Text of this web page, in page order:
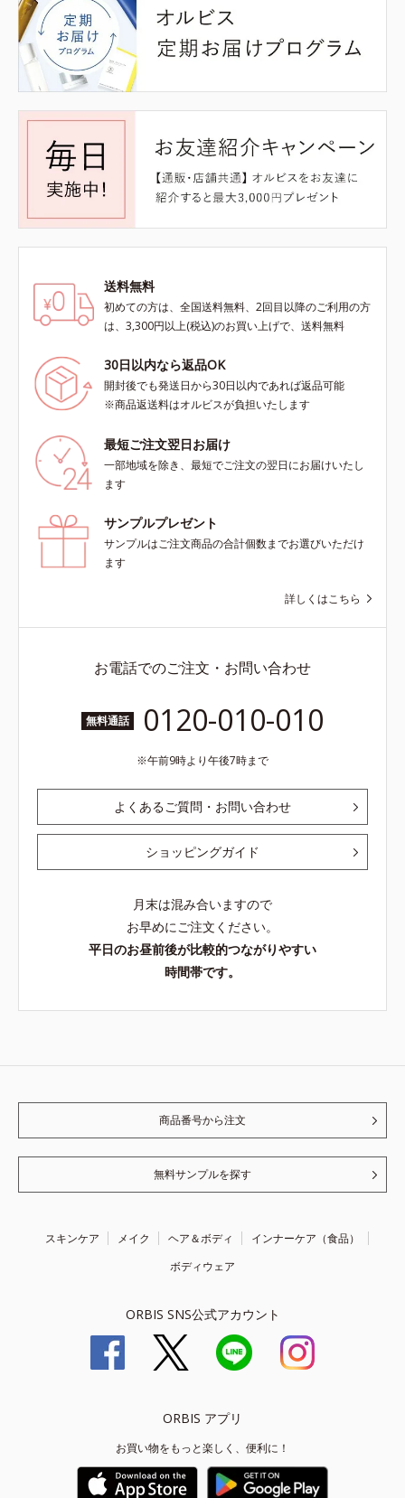
送料無料
初めての方は、全国送料無料、2回目以降のご利用の方
は、3,300円以上(税込)のお買い上げで、送料無料
30日以内なら返品OK
開封後でも発送日から30日以内であれば返品可能
※商品返送料はオルビスが負担いたします
最短ご注文翌日お届け
一部地域を除き、最短でご注文の翌日にお届けいたし
ます
サンプルプレゼント
サンプルはご注文商品の合計個数までお選びいただけ
ます
詳しくはこちら
お電話でのご注文・お問い合わせ
無料通話 0120-010-010
午前9時より午後7時まで
よくあるご質問・お問い合わせ
ショッピングガイド
月末は混み合いますので
お早めにご注文ください。
平日のお昼前後が比較的つながりやすい
時間帯です。
商品番号から注文
無料サンプルを探す
スキンケア メイク ヘア＆ボディ
インナーケア（食品）
ボディウェア
ORBIS SNS公式アカウント
ORBIS アプリ
お買い物をもっと楽しく、便利に！